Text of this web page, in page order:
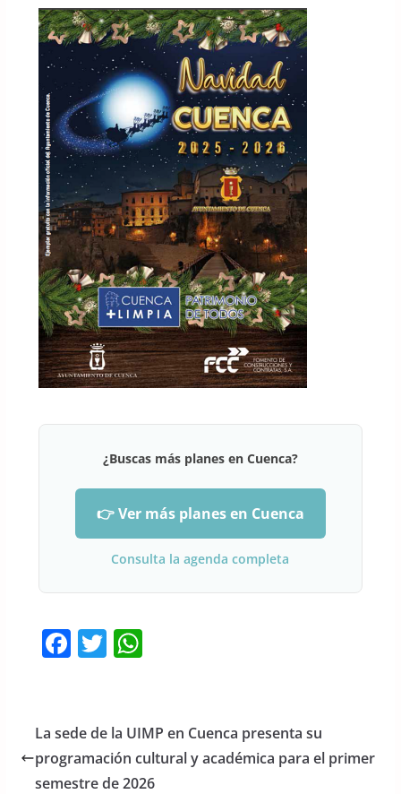
¿Buscas más planes en Cuenca?
👉 Ver más planes en Cuenca
Consulta la agenda completa
F
e
b
T
er
W
s
A
La sede de la UIMP en Cuenca presenta su
programación cultural y académica para el primer
semestre de 2026